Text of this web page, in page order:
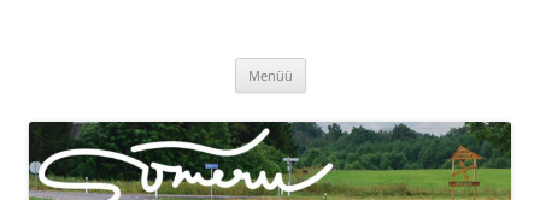
Menüü Liigu
juurde